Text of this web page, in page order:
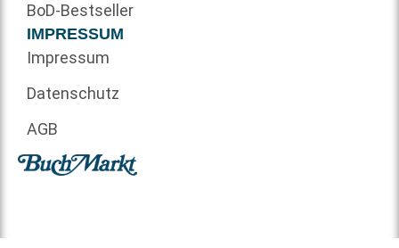
BoD-Bestseller
IMPRESSUM
Impressum
Datenschutz
AGB